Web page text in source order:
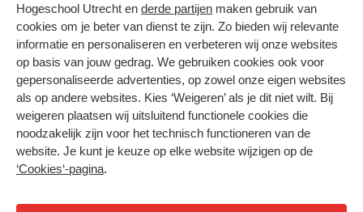
Hogeschool Utrecht en derde partijen maken gebruik van
cookies om je beter van dienst te zijn. Zo bieden wij relevante
informatie en personaliseren en verbeteren wij onze websites
op basis van jouw gedrag. We gebruiken cookies ook voor
gepersonaliseerde advertenties, op zowel onze eigen websites
als op andere websites. Kies ‘Weigeren’ als je dit niet wilt. Bij
weigeren plaatsen wij uitsluitend functionele cookies die
noodzakelijk zijn voor het technisch functioneren van de
website. Je kunt je keuze op elke website wijzigen op de
‘Cookies‘-pagina.
Contact
Master
Post-master
Studiekeuze deeltijd
HU Bibliotheek
HU Ontwikkelt
Duurzame HU
Intranet
Trajectum
Hier komt alles samen
Colofon
Privacy
Cookies
Nieuwsbrief